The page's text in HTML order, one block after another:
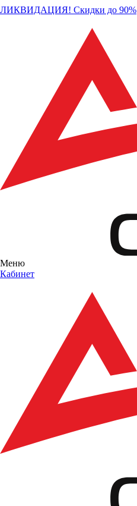
ЛИКВИДАЦИЯ! Скидки до 90%
Меню
Кабинет